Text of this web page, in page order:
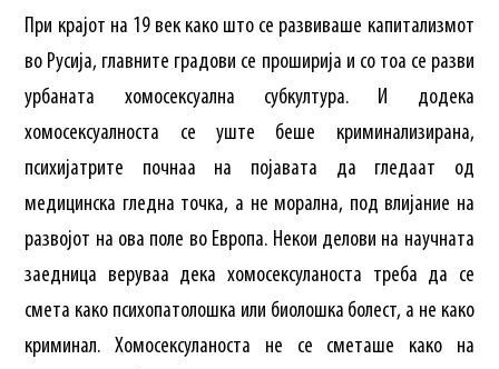
При крајот на 19 век како што се развиваше капитализмот
во Русија, главните градови се проширија и со тоа се разви
урбаната хомосексуална субкултура. И додека
хомосексуалноста се уште беше криминализирана,
психијатрите почнаа на појавата да гледаат од
медицинска гледна точка, а не морална, под влијание на
развојот на ова поле во Европа. Некои делови на научната
заедница веруваа дека хомосексуланоста треба да се
смета како психопатолошка или биолошка болест, а не како
криминал. Хомосексуланоста не се сметаше како на